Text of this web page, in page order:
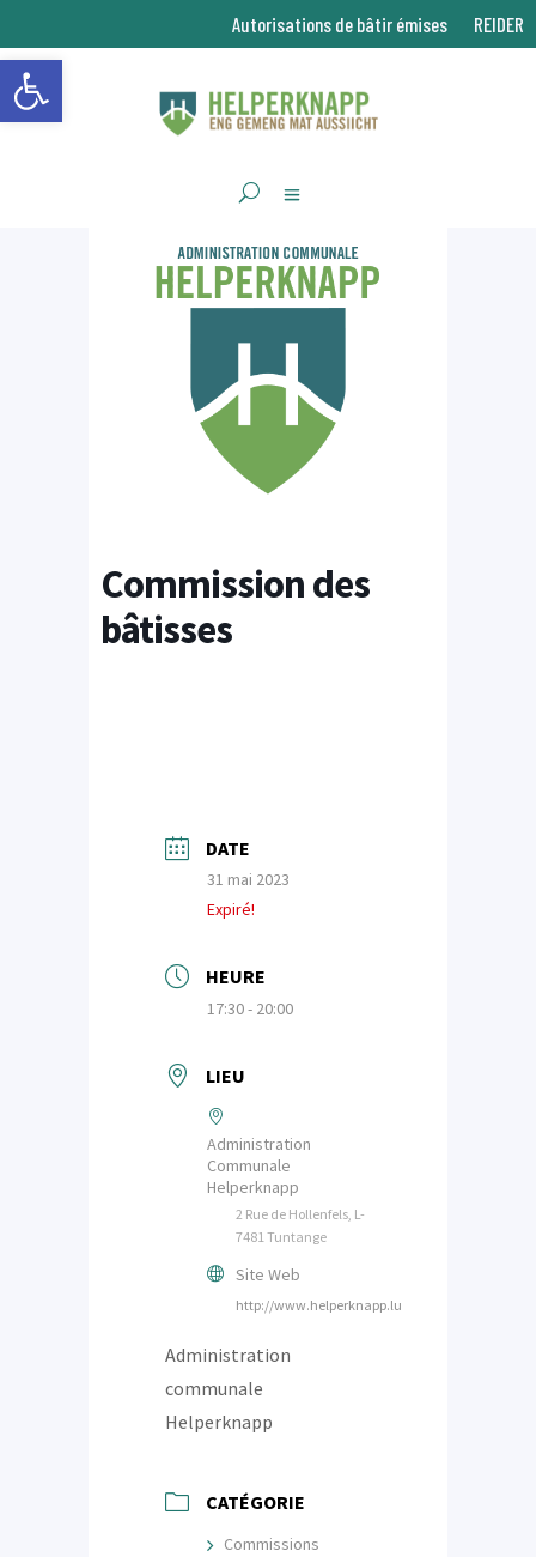
Ouvrir la barre d’outils
Autorisations de bâtir émises REIDER
Commission des
bâtisses
DATE
31 mai 2023
Expiré!
HEURE
17:30 - 20:00
LIEU
Administration
Communale
Helperknapp
2 Rue de Hollenfels, L-
7481 Tuntange
Site Web
http://www.helperknapp.lu
Administration
communale
Helperknapp
CATÉGORIE
Commissions